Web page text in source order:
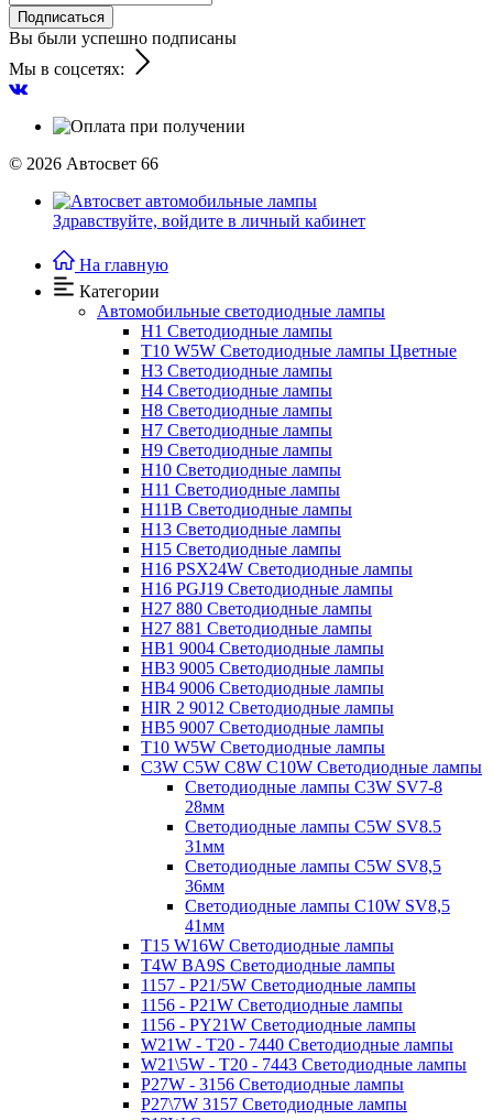
Подписаться
Вы были успешно подписаны
Мы в соцсетях:
© 2026 Автосвет 66
Здравствуйте, войдите в личный кабинет
На главную
Категории
Автомобильные светодиодные лампы
H1 Светодиодные лампы
T10 W5W Светодиодные лампы Цветные
H3 Светодиодные лампы
H4 Светодиодные лампы
H8 Светодиодные лампы
H7 Светодиодные лампы
H9 Светодиодные лампы
H10 Светодиодные лампы
H11 Светодиодные лампы
H11B Светодиодные лампы
H13 Светодиодные лампы
H15 Светодиодные лампы
H16 PSX24W Светодиодные лампы
H16 PGJ19 Светодиодные лампы
H27 880 Светодиодные лампы
H27 881 Светодиодные лампы
HB1 9004 Светодиодные лампы
HB3 9005 Светодиодные лампы
HB4 9006 Светодиодные лампы
HIR 2 9012 Светодиодные лампы
HB5 9007 Светодиодные лампы
T10 W5W Светодиодные лампы
C3W C5W C8W C10W Светодиодные лампы
Светодиодные лампы C3W SV7-8
28мм
Светодиодные лампы C5W SV8.5
31мм
Светодиодные лампы C5W SV8,5
36мм
Светодиодные лампы C10W SV8,5
41мм
T15 W16W Светодиодные лампы
T4W BA9S Светодиодные лампы
1157 - P21/5W Светодиодные лампы
1156 - P21W Светодиодные лампы
1156 - PY21W Светодиодные лампы
W21W - T20 - 7440 Светодиодные лампы
W21\5W - T20 - 7443 Светодиодные лампы
P27W - 3156 Светодиодные лампы
P27\7W 3157 Светодиодные лампы